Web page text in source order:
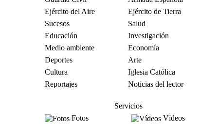
Ejército del Aire
Ejército de Tierra
Sucesos
Salud
Educación
Investigación
Medio ambiente
Economía
Deportes
Arte
Cultura
Iglesia Católica
Reportajes
Noticias del lector
Servicios
Fotos
Vídeos